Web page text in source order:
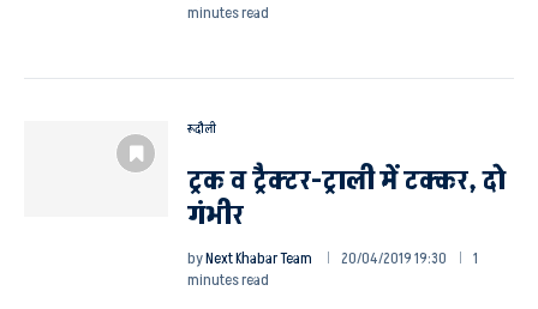
minutes read
रूदौली
ट्रक व ट्रैक्टर-ट्राली में टक्कर, दो
गंभीर
byNext Khabar Team 20/04/2019 19:30
1
minutes read